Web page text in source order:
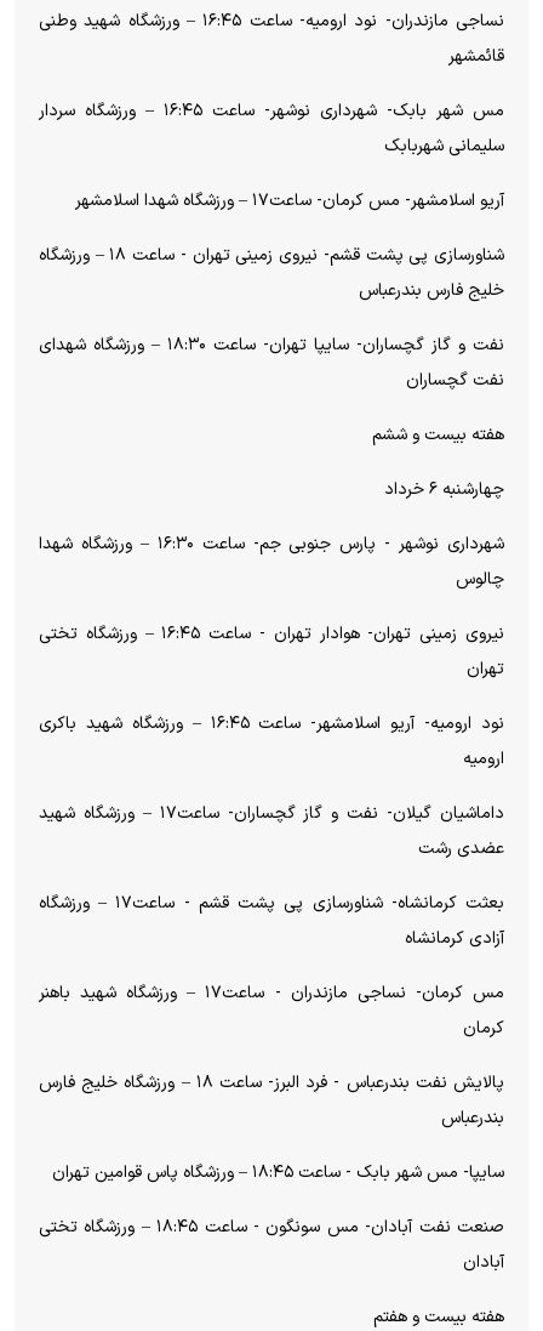
نساجی مازندران- نود ارومیه- ساعت ۱۶:۴۵ – ورزشگاه شهید وطنی
قائمشهر
مس شهر بابک- شهرداری نوشهر- ساعت ۱۶:۴۵ – ورزشگاه سردار
سلیمانی شهربابک
آریو اسلامشهر- مس کرمان- ساعت۱۷ – ورزشگاه شهدا اسلامشهر
شناورسازی پی پشت قشم- نیروی زمینی تهران - ساعت ۱۸ – ورزشگاه
خلیج فارس بندرعباس
نفت و گاز گچساران- سایپا تهران- ساعت ۱۸:۳۰ – ورزشگاه شهدای
نفت گچساران
هفته بیست و ششم
چهارشنبه ۶ خرداد
شهرداری نوشهر - پارس جنوبی جم- ساعت ۱۶:۳۰ – ورزشگاه شهدا
چالوس
نیروی زمینی تهران- هوادار تهران - ساعت ۱۶:۴۵ – ورزشگاه تختی
تهران
نود ارومیه- آریو اسلامشهر- ساعت ۱۶:۴۵ – ورزشگاه شهید باکری
ارومیه
داماشیان گیلان- نفت و گاز گچساران- ساعت۱۷ – ورزشگاه شهید
عضدی رشت
بعثت کرمانشاه- شناورسازی پی پشت قشم - ساعت۱۷ – ورزشگاه
آزادی کرمانشاه
مس کرمان- نساجی مازندران - ساعت۱۷ – ورزشگاه شهید باهنر
کرمان
پالایش نفت بندرعباس - فرد البرز- ساعت ۱۸ – ورزشگاه خلیج فارس
بندرعباس
سایپا- مس شهر بابک - ساعت ۱۸:۴۵ – ورزشگاه پاس قوامین تهران
صنعت نفت آبادان- مس سونگون - ساعت ۱۸:۴۵ – ورزشگاه تختی
آبادان
هفته بیست و هفتم